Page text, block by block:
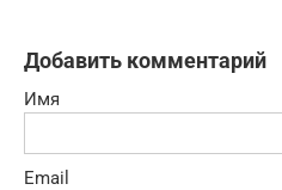
Добавить комментарий
Имя
Email